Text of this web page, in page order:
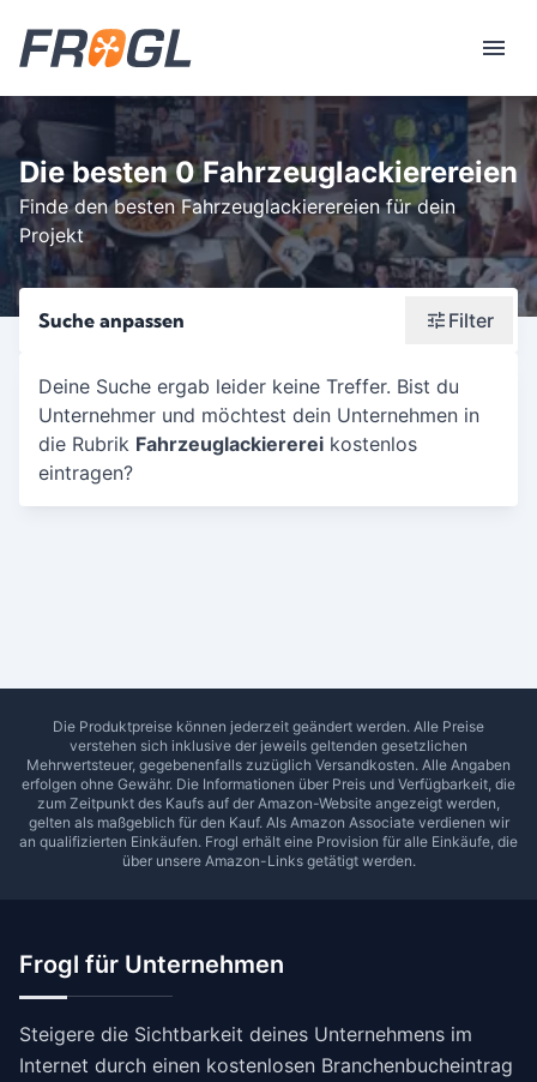
Die besten 0 Fahrzeuglackierereien
Finde den besten Fahrzeuglackierereien für dein
Projekt
Suche anpassen Filter
Wonach suchst du?
Stadt oder Postleitzahl
Deine Suche ergab leider keine Treffer. Bist du
Unternehmer und möchtest dein Unternehmen in
die Rubrik Fahrzeuglackiererei kostenlos
eintragen?
Die Produktpreise können jederzeit geändert werden. Alle Preise
verstehen sich inklusive der jeweils geltenden gesetzlichen
Mehrwertsteuer, gegebenenfalls zuzüglich Versandkosten. Alle Angaben
erfolgen ohne Gewähr. Die Informationen über Preis und Verfügbarkeit, die
zum Zeitpunkt des Kaufs auf der Amazon-Website angezeigt werden,
gelten als maßgeblich für den Kauf. Als Amazon Associate verdienen wir
an qualifizierten Einkäufen. Frogl erhält eine Provision für alle Einkäufe, die
über unsere Amazon-Links getätigt werden.
Frogl für Unternehmen
Steigere die Sichtbarkeit deines Unternehmens im
Internet durch einen kostenlosen Branchenbucheintrag